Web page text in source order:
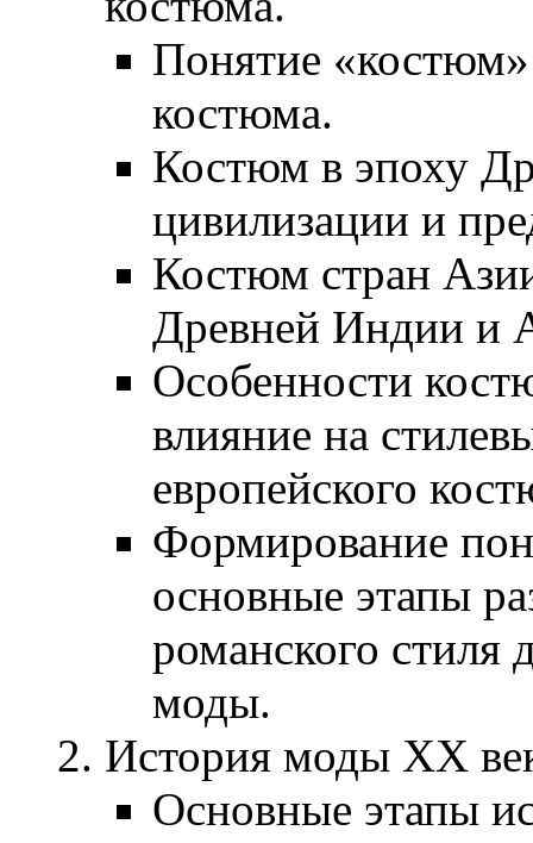
Понятие
костюма.
Костюм в эпоху
цивилизации и
Костюм стран
Древней Индии и
Особенности
влияние на
европейского
Формирование
основные этапы
романского
моды.
История моды XX
Основные этапы